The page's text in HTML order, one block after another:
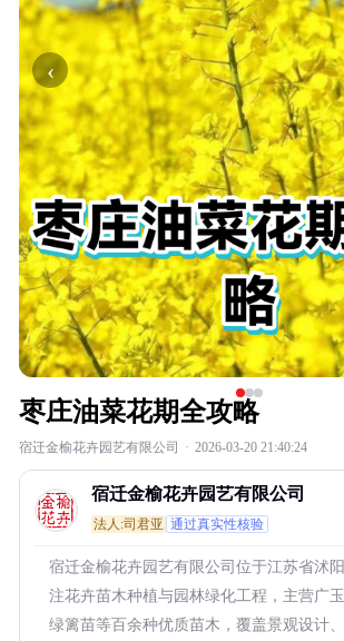
‹
枣庄油菜花期全攻略
宿迁金榆花卉园艺有限公司 · 2026-03-20 21:40:24
宿迁金榆花卉园艺有限公司
法人:司君亚 通过真实性核验
宿迁金榆花卉园艺有限公司位于江苏省沭
注花卉苗木种植与园林绿化工程，主营广玉
绿篱苗等百余种优质苗木，覆盖景观设计